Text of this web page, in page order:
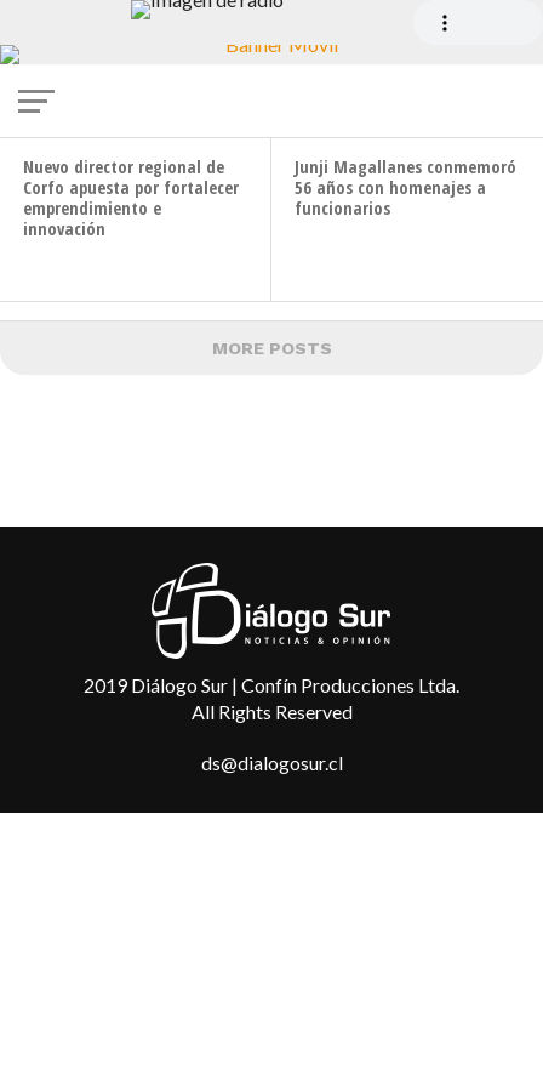
incendios forestales
Nuevo director regional de
Corfo apuesta por fortalecer
emprendimiento e
innovación
Junji Magallanes conmemoró
56 años con homenajes a
funcionarios
MORE POSTS
2019 Diálogo Sur | Confín Producciones Ltda.
All Rights Reserved
ds@dialogosur.cl